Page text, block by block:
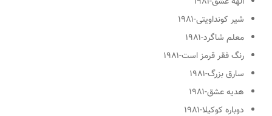
شیر کونداویتی-۱۹۸۱
معلم شاگرد-۱۹۸۱
رنگ فقر قرمز است-۱۹۸۱
سارق بزرگ-۱۹۸۱
هدیه عشق-۱۹۸۱
دوباره کوکیلا-۱۹۸۱